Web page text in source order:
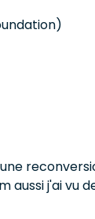
aussi j'ai